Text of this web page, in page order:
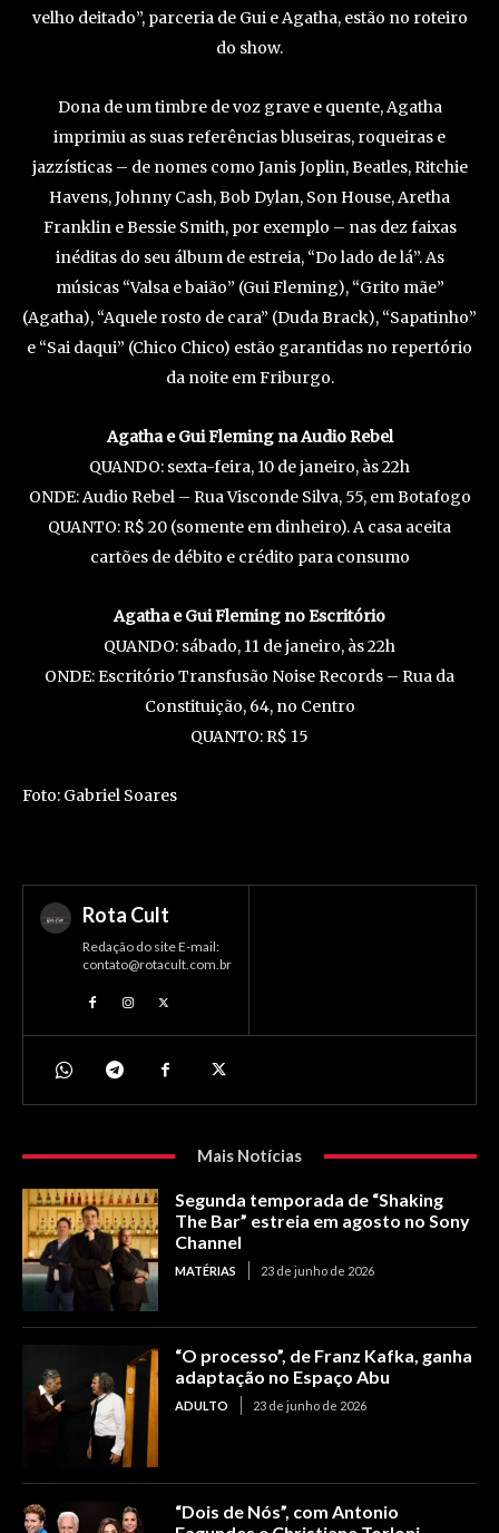
velho deitado”, parceria de Gui e Agatha, estão no roteiro
do show.
Dona de um timbre de voz grave e quente, Agatha
imprimiu as suas referências bluseiras, roqueiras e
jazzísticas – de nomes como Janis Joplin, Beatles, Ritchie
Havens, Johnny Cash, Bob Dylan, Son House, Aretha
Franklin e Bessie Smith, por exemplo – nas dez faixas
inéditas do seu álbum de estreia, “Do lado de lá”. As
músicas “Valsa e baião” (Gui Fleming), “Grito mãe”
(Agatha), “Aquele rosto de cara” (Duda Brack), “Sapatinho”
e “Sai daqui” (Chico Chico) estão garantidas no repertório
da noite em Friburgo.
Agatha e Gui Fleming na Audio Rebel
QUANDO: sexta-feira, 10 de janeiro, às 22h
ONDE: Audio Rebel – Rua Visconde Silva, 55, em Botafogo
QUANTO: R$ 20 (somente em dinheiro). A casa aceita
cartões de débito e crédito para consumo
Agatha e Gui Fleming no Escritório
QUANDO: sábado, 11 de janeiro, às 22h
ONDE: Escritório Transfusão Noise Records – Rua da
Constituição, 64, no Centro
QUANTO: R$ 15
Foto: Gabriel Soares
Rota Cult
Redação do site E-mail:
contato@rotacult.com.br
Mais Notícias
Segunda temporada de “Shaking
The Bar” estreia em agosto no Sony
Channel
MATÉRIAS 23 de junho de 2026
“O processo”, de Franz Kafka, ganha
adaptação no Espaço Abu
ADULTO 23 de junho de 2026
“Dois de Nós”, com Antonio